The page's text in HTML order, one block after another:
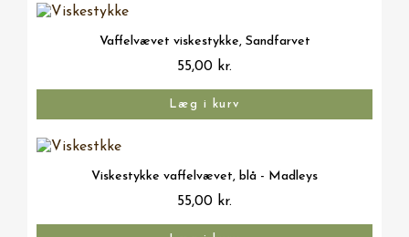
Vis her
Vaffelvævet viskestykke, Sandfarvet
55,00 kr.
Læg i kurv
Vis her
Viskestykke vaffelvævet, blå - Madleys
55,00 kr.